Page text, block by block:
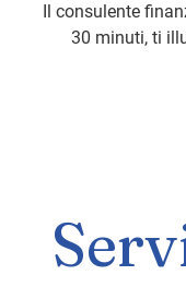
Il consulente
30 minuti, ti